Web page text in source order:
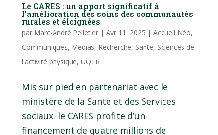
Le CARES : un apport significatif à
l’amélioration des soins des communautés
rurales et éloignées
par Marc-André Pelletier| Avr 11, 2025 | Accueil Néo,
Communiqués, Médias, Recherche, Santé, Sciences de
l'activité physique, UQTR
Mis sur pied en partenariat avec le
ministère de la Santé et des Services
sociaux, le CARES profite d’un
financement de quatre millions de